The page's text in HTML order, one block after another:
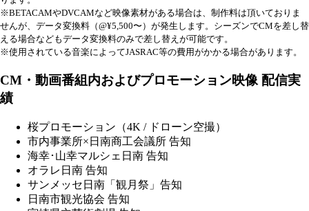
※BETACAMやDVCAMなど映像素材がある場合は、制作料は頂いておりま
せんが、データ変換料（@¥5,500〜）が発生します。シーズンでCMを差し替
える場合などもデータ変換料のみで差し替えが可能です。
※使用されている音楽によってJASRAC等の費用がかかる場合があります。
CM・動画番組内およびプロモーション映像 配信実
績
桜プロモーション（4K / ドローン空撮）
市内事業所×日南商工会議所 告知
海幸･山幸マルシェ日南 告知
オラレ日南 告知
サンメッセ日南「観月祭」告知
日南市観光協会 告知